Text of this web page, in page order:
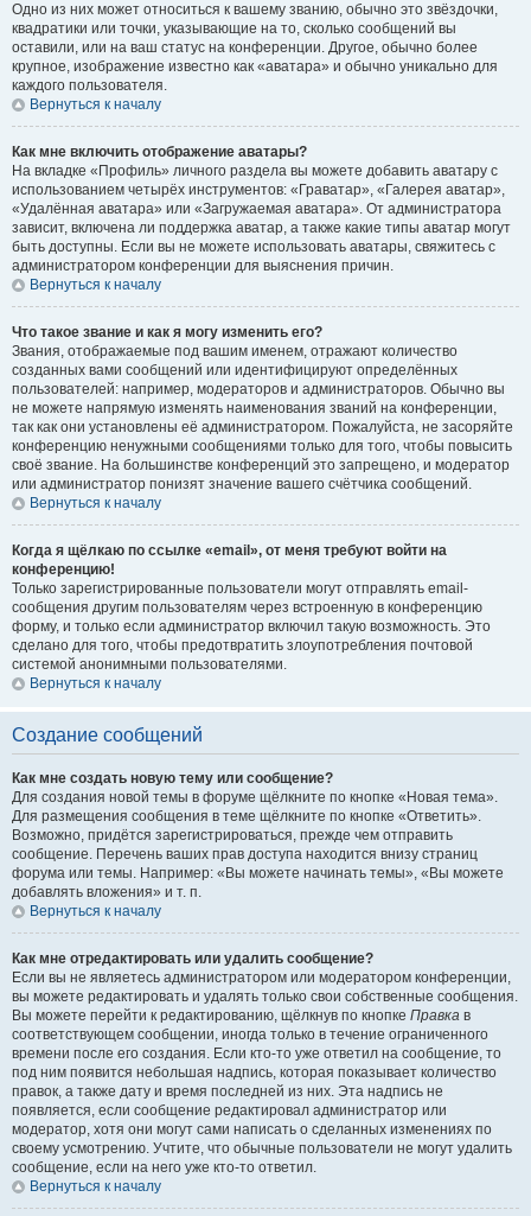
Одно из них может относиться к вашему званию, обычно это звёздочки,
квадратики или точки, указывающие на то, сколько сообщений вы
оставили, или на ваш статус на конференции. Другое, обычно более
крупное, изображение известно как «аватара» и обычно уникально для
каждого пользователя.
Вернуться к началу
Как мне включить отображение аватары?
На вкладке «Профиль» личного раздела вы можете добавить аватару с
использованием четырёх инструментов: «Граватар», «Галерея аватар»,
«Удалённая аватара» или «Загружаемая аватара». От администратора
зависит, включена ли поддержка аватар, а также какие типы аватар могут
быть доступны. Если вы не можете использовать аватары, свяжитесь с
администратором конференции для выяснения причин.
Вернуться к началу
Что такое звание и как я могу изменить его?
Звания, отображаемые под вашим именем, отражают количество
созданных вами сообщений или идентифицируют определённых
пользователей: например, модераторов и администраторов. Обычно вы
не можете напрямую изменять наименования званий на конференции,
так как они установлены её администратором. Пожалуйста, не засоряйте
конференцию ненужными сообщениями только для того, чтобы повысить
своё звание. На большинстве конференций это запрещено, и модератор
или администратор понизят значение вашего счётчика сообщений.
Вернуться к началу
Когда я щёлкаю по ссылке «email», от меня требуют войти на
конференцию!
Только зарегистрированные пользователи могут отправлять email-
сообщения другим пользователям через встроенную в конференцию
форму, и только если администратор включил такую возможность. Это
сделано для того, чтобы предотвратить злоупотребления почтовой
системой анонимными пользователями.
Вернуться к началу
Создание сообщений
Как мне создать новую тему или сообщение?
Для создания новой темы в форуме щёлкните по кнопке «Новая тема».
Для размещения сообщения в теме щёлкните по кнопке «Ответить».
Возможно, придётся зарегистрироваться, прежде чем отправить
сообщение. Перечень ваших прав доступа находится внизу страниц
форума или темы. Например: «Вы можете начинать темы», «Вы можете
добавлять вложения» и т. п.
Вернуться к началу
Как мне отредактировать или удалить сообщение?
Если вы не являетесь администратором или модератором конференции,
вы можете редактировать и удалять только свои собственные сообщения.
Вы можете перейти к редактированию, щёлкнув по кнопке Правка в
соответствующем сообщении, иногда только в течение ограниченного
времени после его создания. Если кто-то уже ответил на сообщение, то
под ним появится небольшая надпись, которая показывает количество
правок, а также дату и время последней из них. Эта надпись не
появляется, если сообщение редактировал администратор или
модератор, хотя они могут сами написать о сделанных изменениях по
своему усмотрению. Учтите, что обычные пользователи не могут удалить
сообщение, если на него уже кто-то ответил.
Вернуться к началу